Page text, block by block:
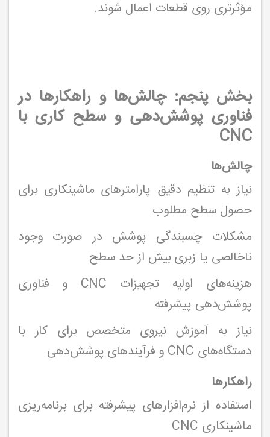
مؤثرتری روی قطعات اعمال شوند.
بخش پنجم: چالش‌ها و راهکارها در
فناوری پوشش‌دهی و سطح کاری با
CNC
چالش‌ها
نیاز به تنظیم دقیق پارامترهای ماشینکاری برای
حصول سطح مطلوب
مشکلات چسبندگی پوشش در صورت وجود
ناخالصی یا زبری بیش از حد سطح
هزینه‌های اولیه تجهیزات CNC و فناوری
پوشش‌دهی پیشرفته
نیاز به آموزش نیروی متخصص برای کار با
دستگاه‌های CNC و فرآیندهای پوشش‌دهی
راهکارها
استفاده از نرم‌افزارهای پیشرفته برای برنامه‌ریزی
ماشینکاری CNC